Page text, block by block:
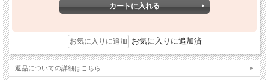
お気に入りに追加済
返品についての詳細はこちら